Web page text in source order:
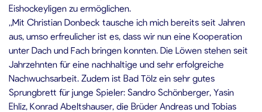
Eishockeyligen zu ermöglichen.
„Mit Christian Donbeck tausche ich mich bereits seit Jahren
aus, umso erfreulicher ist es, dass wir nun eine Kooperation
unter Dach und Fach bringen konnten. Die Löwen stehen seit
Jahrzehnten für eine nachhaltige und sehr erfolgreiche
Nachwuchsarbeit. Zudem ist Bad Tölz ein sehr gutes
Sprungbrett für junge Spieler: Sandro Schönberger, Yasin
Ehliz, Konrad Abeltshauser, die Brüder Andreas und Tobias